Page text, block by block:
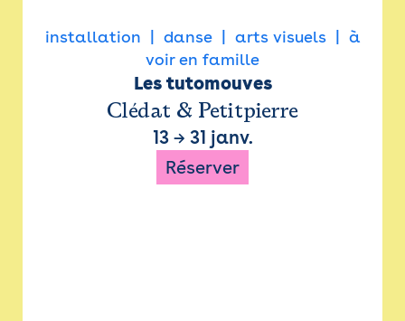
installation danse arts visuels
à
voir en famille
Les tutomouves
Clédat & Petitpierre
13→ 31 janv.
Réserver